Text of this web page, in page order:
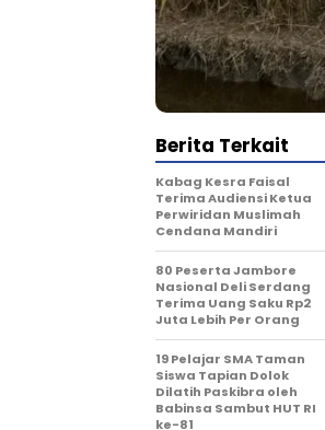
Berita Terkait
Kabag Kesra Faisal
Terima Audiensi Ketua
Perwiridan Muslimah
Cendana Mandiri
80 Peserta Jambore
Nasional Deli Serdang
Terima Uang Saku Rp2
Juta Lebih Per Orang
19 Pelajar SMA Taman
Siswa Tapian Dolok
Dilatih Paskibra oleh
Babinsa Sambut HUT RI
ke-81